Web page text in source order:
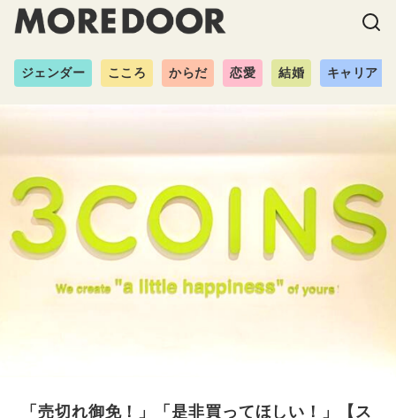
ジェンダー こころ からだ 恋愛 結婚 キャリア
「売切れ御免！」「是非買ってほしい！」【ス